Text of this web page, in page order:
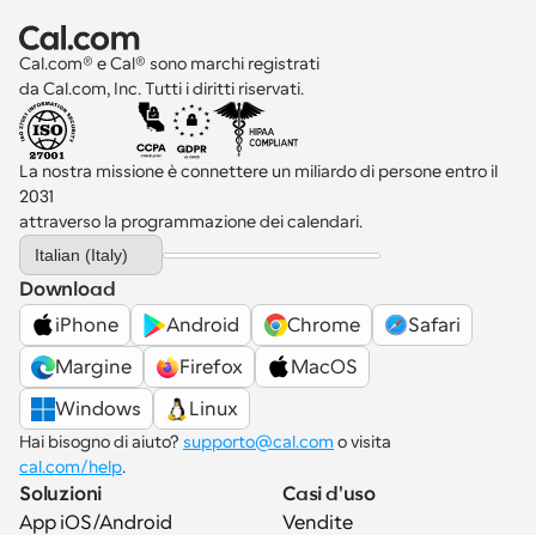
Cal.com® e Cal® sono marchi registrati
da Cal.com, Inc. Tutti i diritti riservati.
La nostra missione è connettere un miliardo di persone entro il
2031
attraverso la programmazione dei calendari.
Select Language
Italian (Italy)
Download
iPhone
Android Chrome
Safari
Margine
Firefox
MacOS
Windows
Linux
Hai bisogno di aiuto? supporto@cal.com
cal.com/help.
Soluzioni
App iOS/Android
Casi d'uso
Vendite